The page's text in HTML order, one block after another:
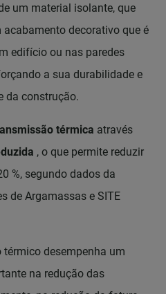
um material isolante, que
decorativo que é
edifício ou nas paredes
a sua durabilidade e
da construção.
térmica através
, o que permite reduzir
%, segundo dados da
de Argamassas e SITE
desempenha um
na redução das